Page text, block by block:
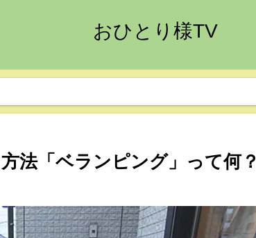
おひとり様TV
法「ベランピング」って何？